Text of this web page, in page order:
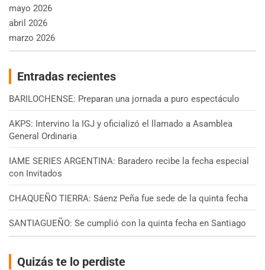
mayo 2026
abril 2026
marzo 2026
Entradas recientes
BARILOCHENSE: Preparan una jornada a puro espectáculo
AKPS: Intervino la IGJ y oficializó el llamado a Asamblea
General Ordinaria
IAME SERIES ARGENTINA: Baradero recibe la fecha especial
con Invitados
CHAQUEÑO TIERRA: Sáenz Peña fue sede de la quinta fecha
SANTIAGUEÑO: Se cumplió con la quinta fecha en Santiago
Quizás te lo perdiste